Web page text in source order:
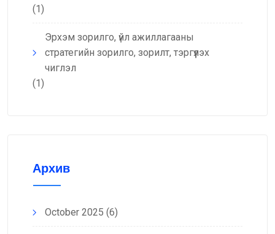
(1)
Эрхэм зорилго, үйл ажиллагааны
стратегийн зорилго, зорилт, тэргүүлэх
чиглэл
(1)
Архив
October 2025 (6)